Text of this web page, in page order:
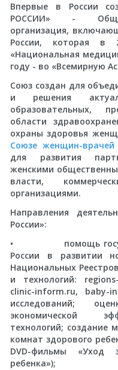
Впервые в России
РОССИИ» -
организация,
России, которая
«Национальная
году - во «Всемирную
Союз создан для
и решения
образовательных,
области
охраны здоровья
Союзе женщин-врачей
для развития
женскими
власти,
организациями.
Направления
России»:
• помощь
России в развитии
Национальных
и технологий:
clinic-inform.ru, baby-
исследований;
экономической
технологий; создание
комнат здорового
DVD-фильмы
ребенка»);